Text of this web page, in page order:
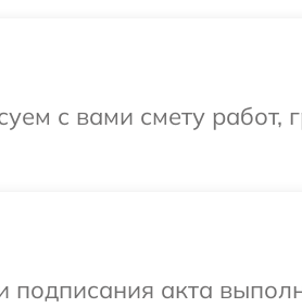
с вами смету
подписания акта